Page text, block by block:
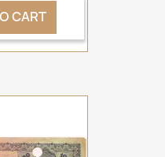
CART